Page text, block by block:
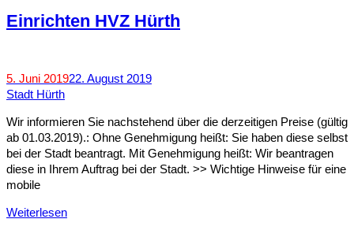
Einrichten HVZ Hürth
5. Juni 201922. August 2019
Stadt Hürth
Wir informieren Sie nachstehend über die derzeitigen Preise (gültig
ab 01.03.2019).: Ohne Genehmigung heißt: Sie haben diese selbst
bei der Stadt beantragt. Mit Genehmigung heißt: Wir beantragen
diese in Ihrem Auftrag bei der Stadt. >> Wichtige Hinweise für eine
mobile
Weiterlesen